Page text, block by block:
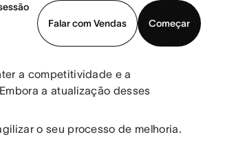
Falar com Vendas
Começar
Baixar o aplicativo
a competitividade e a
a atualização desses
o seu processo de melhoria.